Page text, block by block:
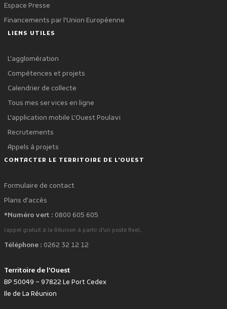
Espace Presse
Financements par l'Union Européenne
LIENS UTILES
L'agglomération
Compétences et projets
Calendrier de collecte
Tous mes services en ligne
L'application mobile L'Ouest Poulavi
Recrutements
Appels à projets
CONTACTER LE TERRITOIRE DE L'OUEST
Formulaire de contact
Plans d'accès
*Numéro vert : 0800 605 605
(appel gratuit à la Réunion à partir d'un poste fixe).
Téléphone : 0262 32 12 12
Territoire de l'Ouest
BP 50049 – 97822 Le Port Cedex
Ile de La Réunion